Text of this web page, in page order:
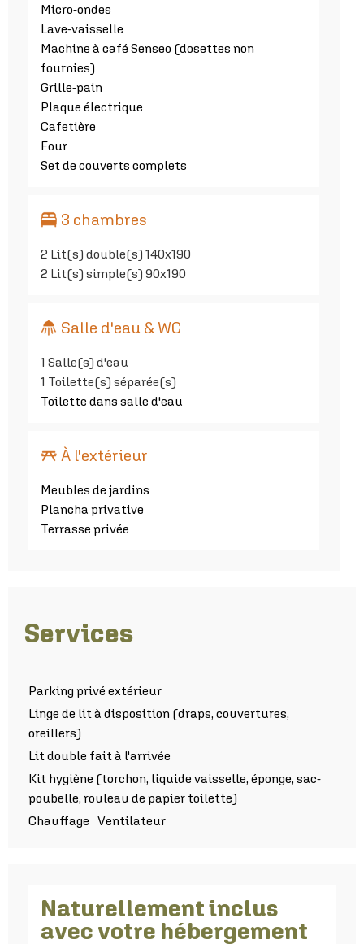
Micro-ondes
Lave-vaisselle
Machine à café Senseo (dosettes non
fournies)
Grille-pain
Plaque électrique
Cafetière
Four
Set de couverts complets
3 chambres
2 Lit(s) double(s) 140x190
2 Lit(s) simple(s) 90x190
Salle d'eau & WC
1 Salle(s) d'eau
1 Toilette(s) séparée(s)
Toilette dans salle d'eau
À l'extérieur
Meubles de jardins
Plancha privative
Terrasse privée
Services
Parking privé extérieur
Linge de lit à disposition (draps, couvertures,
oreillers)
Lit double fait à l'arrivée
Kit hygiène (torchon, liquide vaisselle, éponge, sac-
poubelle, rouleau de papier toilette)
Chauffage
Ventilateur
Naturellement inclus
avec votre hébergement